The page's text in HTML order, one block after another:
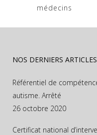
médecins
NOS DERNIERS ARTICLES
Référentiel de
autisme. Arrêté
26 octobre 2020
Certificat national